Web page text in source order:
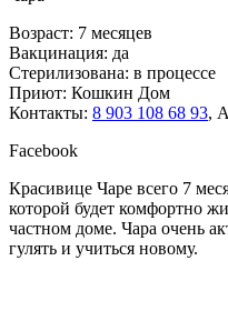
Возраст: 7 месяцев
Вакцинация: да
Стерилизована: в процессе
Приют: Кошкин Дом
Контакты: 8 903 108 68 93,
Facebook
Красивице Чаре всего 7
которой будет комфортно
частном доме. Чара очень
гулять и учиться новому.